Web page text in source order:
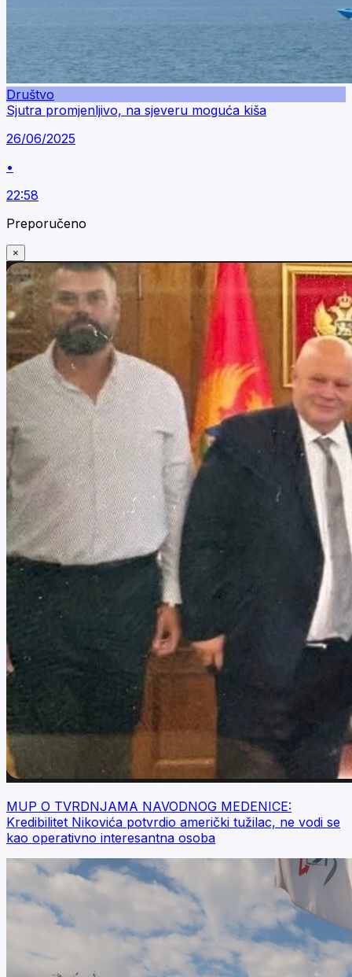
Društvo
Sjutra promjenljivo, na sjeveru moguća kiša
26/06/2025
•
22:58
Preporučeno
×
MUP O TVRDNJAMA NAVODNOG MEDENICE:
Kredibilitet Nikovića potvrdio američki tužilac, ne vodi se
kao operativno interesantna osoba